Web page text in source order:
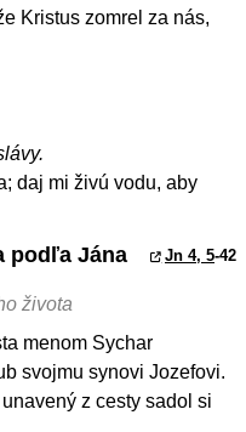
Kristus zomrel za nás,
daj mi živú vodu, aby
podľa Jána Jn 4, 5-42
života
menom Sychar
svojmu synovi Jozefovi.
z cesty sadol si